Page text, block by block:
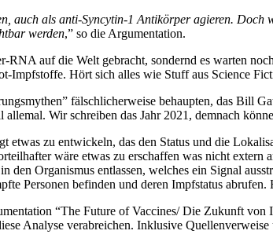
auch als anti-Syncytin-1 Antikörper agieren.
werden,” so die Argumentation.
auf die Welt gebracht, sondernd es warten
Hört sich alles wie Stuff aus Science
fälschlicherweise behaupten, das Bill
Wir schreiben das Jahr 2021, demnach
zu entwickeln, das den Status und die
wäre etwas zu erschaffen was nicht
den Organismus entlassen, welches ein Signal
Personen befinden und deren Impfstatus
“The Future of Vaccines/ Die Zukunft von
Analyse verabreichen. Inklusive